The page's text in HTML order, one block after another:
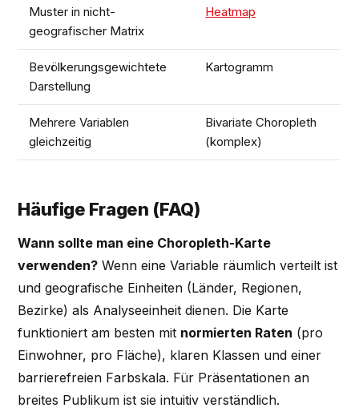
Muster in nicht-
geografischer Matrix
Heatmap
Bevölkerungsgewichtete
Darstellung
Kartogramm
Mehrere Variablen
gleichzeitig
Bivariate Choropleth
(komplex)
Häufige Fragen (FAQ)
Wann sollte man eine Choropleth-Karte
verwenden? Wenn eine Variable räumlich verteilt ist
und geografische Einheiten (Länder, Regionen,
Bezirke) als Analyseeinheit dienen. Die Karte
funktioniert am besten mit normierten Raten (pro
Einwohner, pro Fläche), klaren Klassen und einer
barrierefreien Farbskala. Für Präsentationen an
breites Publikum ist sie intuitiv verständlich.